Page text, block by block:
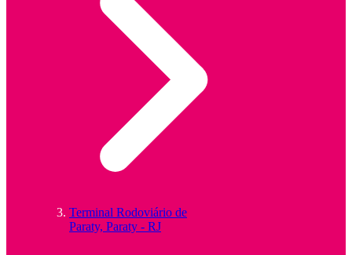
Terminal Rodoviário de
Paraty, Paraty - RJ